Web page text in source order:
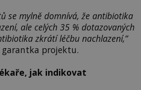
se mylně domnívá, že antibiotika
ale celých 35 % dotazovaných
zkrátí léčbu nachlazení,“
projektu.
jak indikovat